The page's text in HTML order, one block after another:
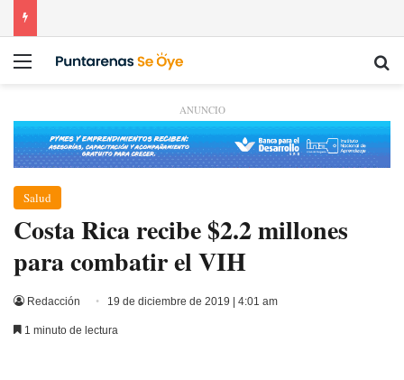
Menú
ANUNCIO
Salud
Costa Rica recibe $2.2 millones
para combatir el VIH
Redacción 19 de diciembre de 2019 | 4:01 am
1 minuto de lectura